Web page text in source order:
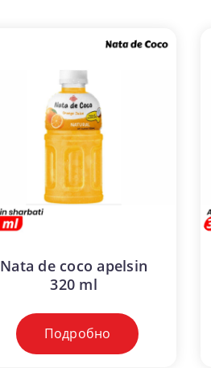
Nata de coco apelsin
320 ml
Подробно